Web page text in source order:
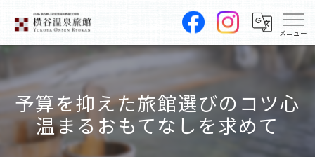
予算を抑えた旅館選びのコツ心
温まるおもてなしを求めて